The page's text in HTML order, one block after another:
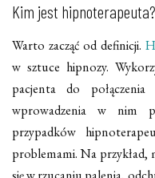
Kim jest hipnoterapeuta?
Warto zacząć od definicji.
w sztuce hipnozy.
pacjenta do
wprowadzenia w nim
przypadków
problemami. Na przykład,